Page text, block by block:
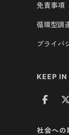
免責事項
循環型調
プライバ
KEEP
社会への